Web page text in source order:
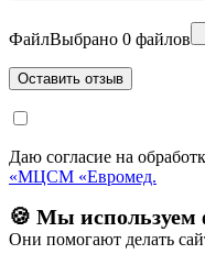
ФайлВыбрано 0 файлов
Даю согласие на
«МЦСМ «Евромед.
🍪 Мы используем
Они помогают делать